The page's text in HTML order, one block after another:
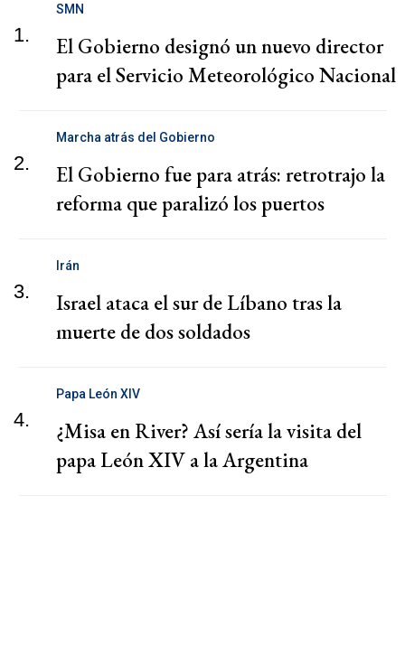
1.
SMN
El Gobierno designó un nuevo director
para el Servicio Meteorológico Nacional
2.
Marcha atrás del Gobierno
El Gobierno fue para atrás: retrotrajo la
reforma que paralizó los puertos
3.
Irán
Israel ataca el sur de Líbano tras la
muerte de dos soldados
4.
Papa León XIV
¿Misa en River? Así sería la visita del
papa León XIV a la Argentina